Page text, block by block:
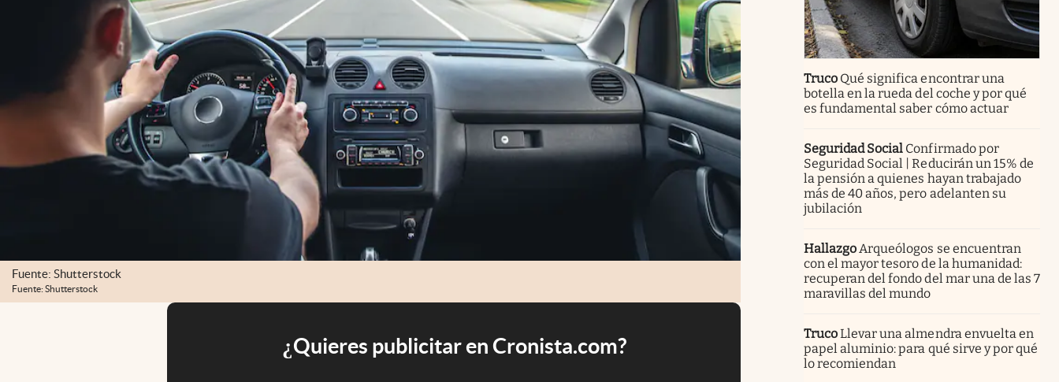
Fuente: Shutterstock
Fuente: Shutterstock
¿Quieres publicitar en Cronista.com?
Truco Qué significa encontrar una
botella en la rueda del coche y por qué
es fundamental saber cómo actuar
Seguridad Social Confirmado por
Seguridad Social | Reducirán un 15% de
la pensión a quienes hayan trabajado
más de 40 años, pero adelanten su
jubilación
HallazgoArqueólogos se encuentran
con el mayor tesoro de la humanidad:
recuperan del fondo del mar una de las 7
maravillas del mundo
TrucoLlevar una almendra envuelta en
papel aluminio: para qué sirve y por qué
lo recomiendan